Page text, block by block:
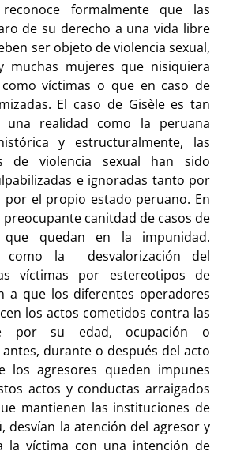
formalmente que las
de su derecho a una vida libre
ser objeto de violencia sexual,
muchas mujeres que nisiquiera
víctimas o que en caso de
El caso de Gisèle es tan
una realidad como la peruana
y estructuralmente, las
de violencia sexual han sido
e ignoradas tanto por
por el propio estado peruano. En
preocupante canitdad de casos de
que quedan en la impunidad.
como la desvalorización del
víctimas por estereotipos de
a que los diferentes operadores
los actos cometidos contra las
por su edad, ocupación o
durante o después del acto
los agresores queden impunes
actos y conductas arraigados
mantienen las instituciones de
desvían la atención del agresor y
la víctima con una intención de